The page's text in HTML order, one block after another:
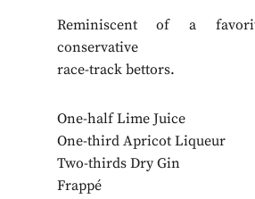
Reminiscent of a
conservative
race-track bettors.
One-half Lime Juice
One-third Apricot Liqueur
Two-thirds Dry Gin
Frappé